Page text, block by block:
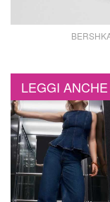
LEGGI ANCHE